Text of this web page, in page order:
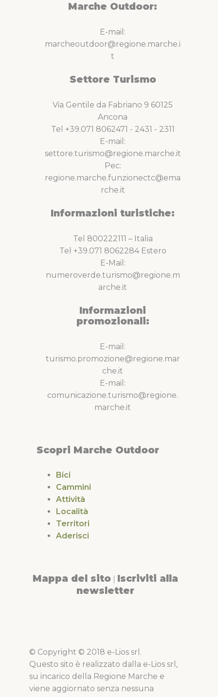
Marche Outdoor:
E-mail:
marcheoutdoor@regione.marche.i
t
Settore Turismo
Via Gentile da Fabriano 9 60125
Ancona
Tel +39.071 8062471 - 2431 - 2311
E-mail:
settore.turismo@regione.marche.it
Pec:
regione.marche.funzionectc@ema
rche.it
Informazioni turistiche:
Tel 800222111 – Italia
Tel +39.071 8062284 Estero
E-Mail:
numeroverde.turismo@regione.m
arche.it
Informazioni
promozionali:
E-mail:
turismo.promozione@regione.mar
che.it
E-mail:
comunicazione.turismo@regione.
marche.it
Scopri Marche Outdoor
Bici
Cammini
Attività
Località
Territori
Aderisci
Mappa del sito Iscriviti alla
newsletter
© Copyright © 2018 e-Lios srl.
Questo sito è realizzato dalla e-Lios srl,
su incarico della Regione Marche e
viene aggiornato senza nessuna